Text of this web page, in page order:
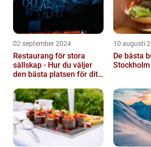
02 september 2024
Restaurang för stora
sällskap - Hur du väljer
den bästa platsen för ditt
10 augusti
De bästa
Stockholm